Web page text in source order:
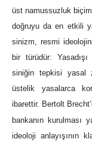
üst namussuzluk
doğruyu da en etkili
sinizm, resmi
bir türüdür: Yasadışı
siniğin tepkisi yasal
üstelik yasalarca
ibarettir. Bertolt
bankanın kurulması
ideoloji anlayışının